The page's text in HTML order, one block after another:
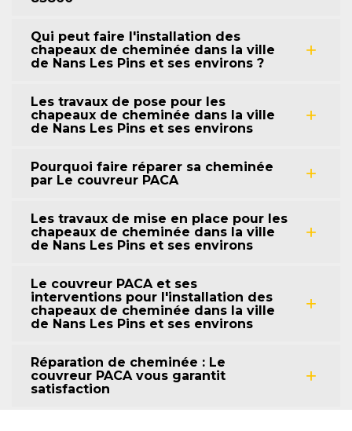
Qui peut faire l'installation des
chapeaux de cheminée dans la ville
de Nans Les Pins et ses environs ?
Les travaux de pose pour les
chapeaux de cheminée dans la ville
de Nans Les Pins et ses environs
Pourquoi faire réparer sa cheminée
par Le couvreur PACA
Les travaux de mise en place pour les
chapeaux de cheminée dans la ville
de Nans Les Pins et ses environs
Le couvreur PACA et ses
interventions pour l'installation des
chapeaux de cheminée dans la ville
de Nans Les Pins et ses environs
Réparation de cheminée : Le
couvreur PACA vous garantit
satisfaction